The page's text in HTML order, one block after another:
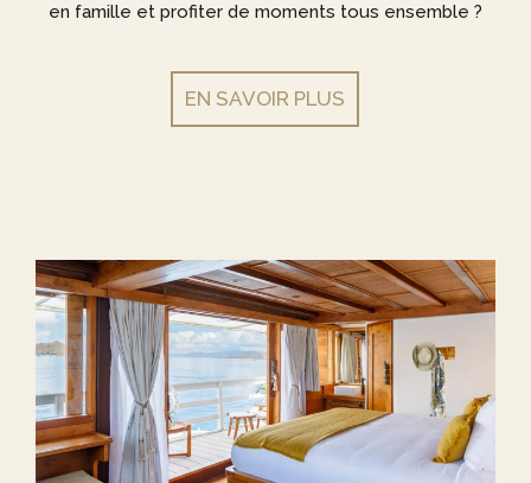
en famille et profiter de moments tous ensemble ?
EN SAVOIR PLUS